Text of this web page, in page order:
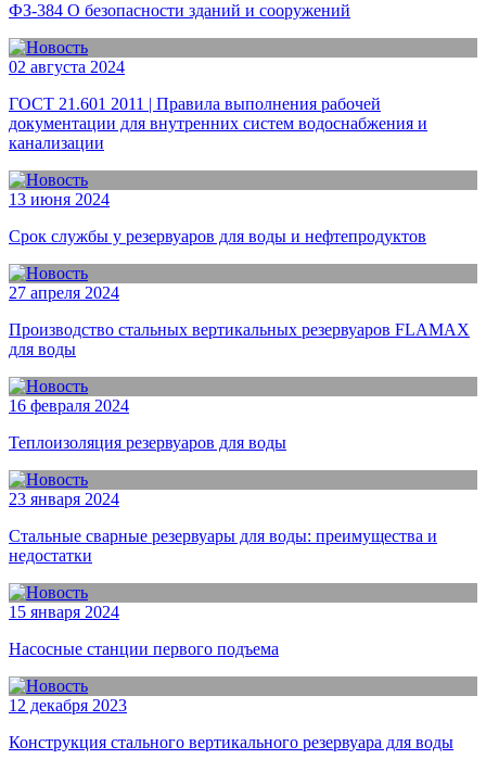
ФЗ-384 О безопасности зданий и сооружений
02 августа 2024
ГОСТ 21.601 2011 | Правила выполнения рабочей
документации для внутренних систем водоснабжения и
канализации
13 июня 2024
Срок службы у резервуаров для воды и нефтепродуктов
27 апреля 2024
Производство стальных вертикальных резервуаров FLAMAX
для воды
16 февраля 2024
Теплоизоляция резервуаров для воды
23 января 2024
Стальные сварные резервуары для воды: преимущества и
недостатки
15 января 2024
Насосные станции первого подъема
12 декабря 2023
Конструкция стального вертикального резервуара для воды